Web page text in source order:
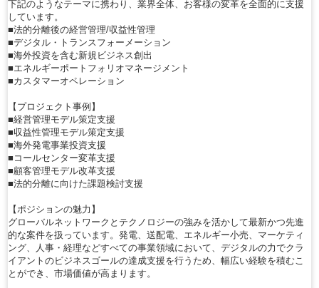
下記のようなテーマに携わり、業界全体、お客様の変革を全面的に支援
しています。
■法的分離後の経営管理/収益性管理
■デジタル・トランスフォーメーション
■海外投資を含む新規ビジネス創出
■エネルギーポートフォリオマネージメント
■カスタマーオペレーション
【プロジェクト事例】
■経営管理モデル策定支援
■収益性管理モデル策定支援
■海外発電事業投資支援
■コールセンター変革支援
■顧客管理モデル改革支援
■法的分離に向けた課題検討支援
【ポジションの魅力】
グローバルネットワークとテクノロジーの強みを活かして最新かつ先進
的な案件を扱っています。発電、送配電、エネルギー小売、マーケティ
ング、人事・経理などすべての事業領域において、デジタルの力でクラ
イアントのビジネスゴールの達成支援を行うため、幅広い経験を積むこ
とができ、市場価値が高まります。